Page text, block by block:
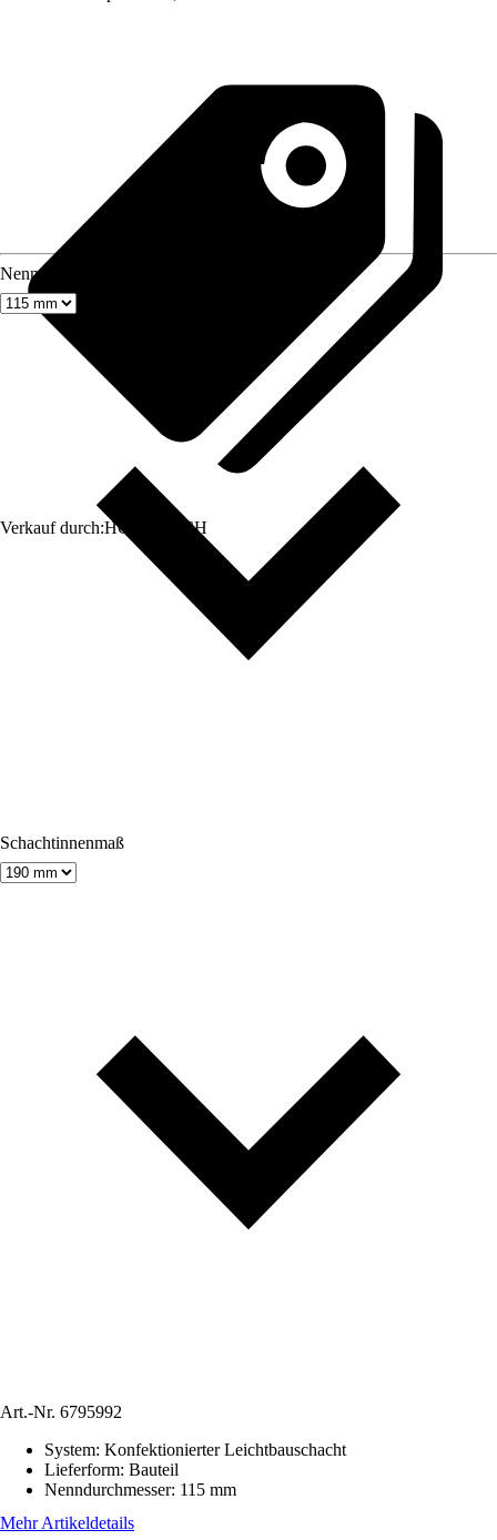
Verkauf durch:HORNBACH
Nenndurchmesser
Schachtinnenmaß
Art.-Nr. 6795992
System: Konfektionierter Leichtbauschacht
Lieferform: Bauteil
Nenndurchmesser: 115 mm
Mehr Artikeldetails